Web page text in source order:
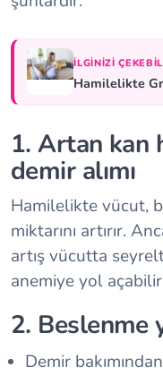
İLGINIZI
Hamilelikte
1. Artan kan
demir alımı
Hamilelikte vücut,
miktarını artırır.
artış vücutta
anemiye yol
2. Beslenme
Demir